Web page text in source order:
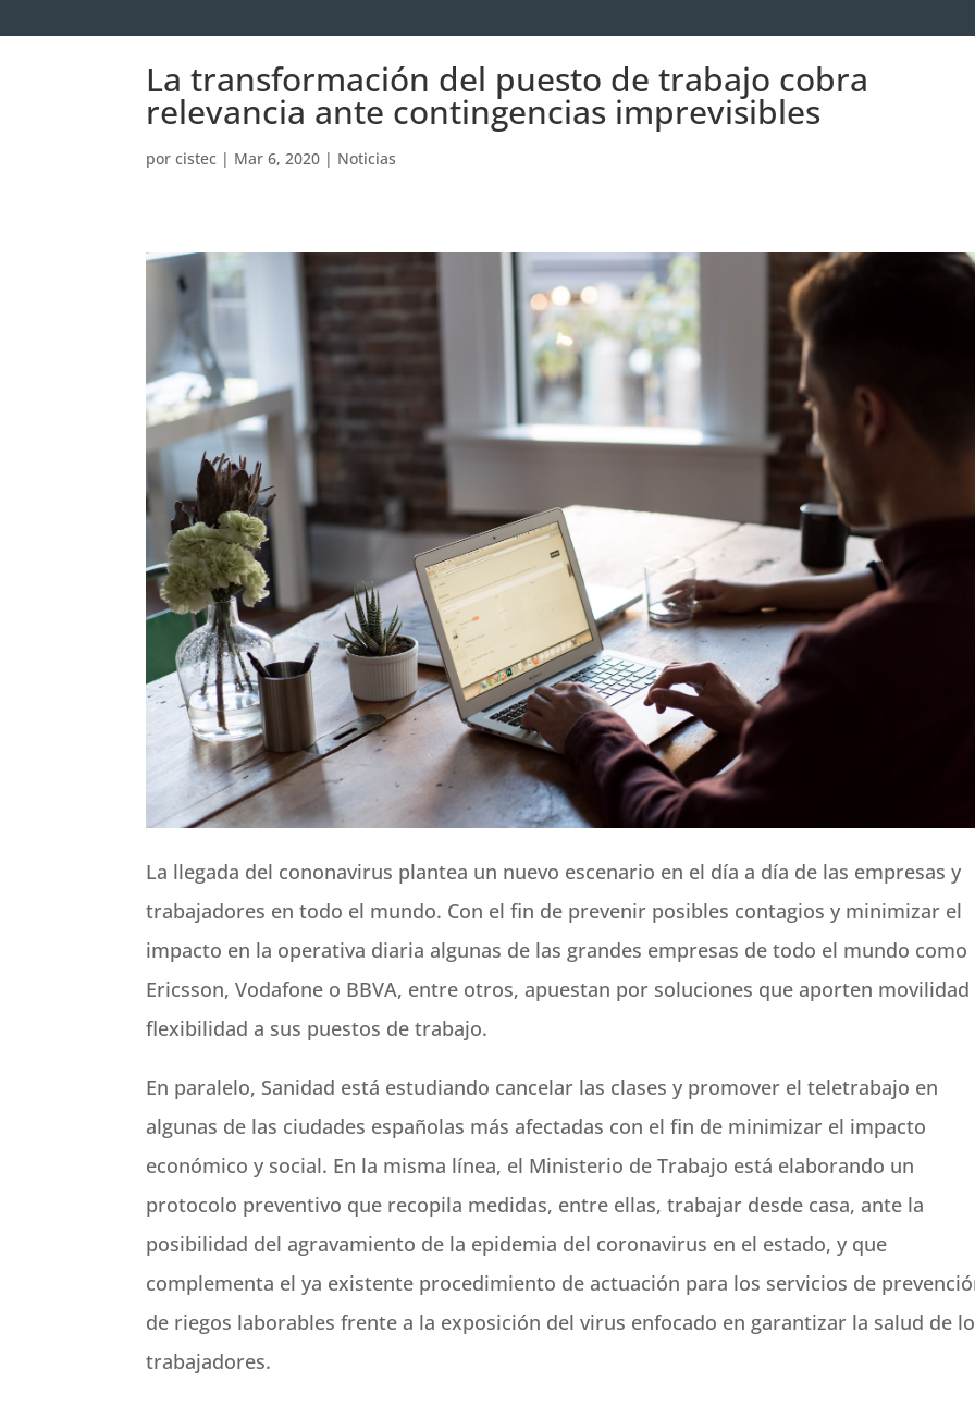
La transformación del puesto de trabajo cobra
relevancia ante contingencias imprevisibles
porcistec | Mar 6, 2020 | Noticias
La llegada del cononavirus plantea un nuevo escenario en el día a día de las empresas y
trabajadores en todo el mundo. Con el fin de prevenir posibles contagios y minimizar el
impacto en la operativa diaria algunas de las grandes empresas de todo el mundo como
Ericsson, Vodafone o BBVA, entre otros, apuestan por soluciones que aporten movilidad
flexibilidad a sus puestos de trabajo.
En paralelo, Sanidad está estudiando cancelar las clases y promover el teletrabajo en
algunas de las ciudades españolas más afectadas con el fin de minimizar el impacto
económico y social. En la misma línea, el Ministerio de Trabajo está elaborando un
protocolo preventivo que recopila medidas, entre ellas, trabajar desde casa, ante la
posibilidad del agravamiento de la epidemia del coronavirus en el estado, y que
complementa el ya existente procedimiento de actuación para los servicios de
de riegos laborables frente a la exposición del virus enfocado en garantizar la salud de
trabajadores.